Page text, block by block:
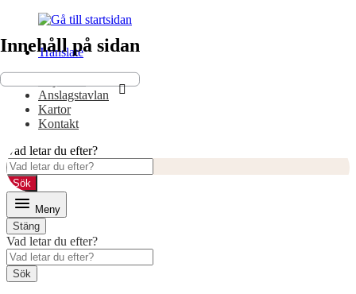
innehåll
huvudmeny
Translate
Anslagstavlan
Kartor
Kontakt
Vad letar du efter?
Sök
Meny
Stäng
Vad letar du efter?
Sök
Innehåll på sidan